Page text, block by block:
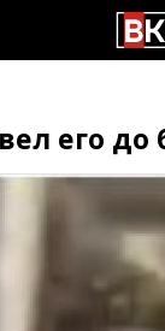
его до